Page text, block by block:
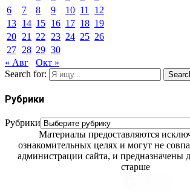
6
7 8 9 10 11
12
13 14 15 16 17 18 19
20 21 22 23 24 25 26
27 28 29 30
« Авг
Окт »
Search for:
Рубрики
Рубрики
Материалы предоставляются
ознакомительных целях и могут не
администрации сайта, и предназначены
старше